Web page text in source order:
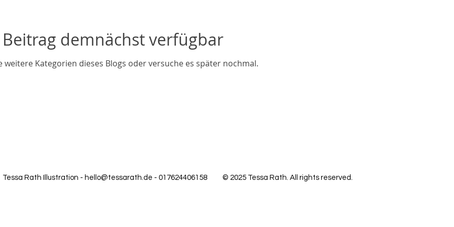
Beitrag demnächst verfügbar
weitere Kategorien dieses Blogs oder versuche es später nochmal.
Tessa Rath Illustration - hello@tessarath.de - 017624406158 © 2025 Tessa Rath. All rights reserved.